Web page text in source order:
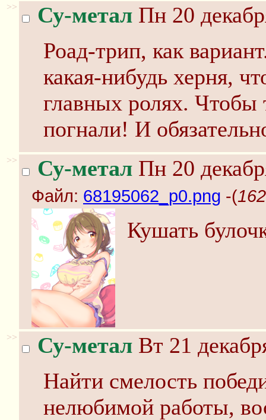
>> Су-метал Пн 20
Роад-трип, как
какая-нибудь херня,
главных ролях. Чтобы
погнали! И
>> Су-метал Пн 20
Файл: 68195062_p0.png -(
Кушать
>> Су-метал Вт 21
Найти смелость
нелюбимой работы,